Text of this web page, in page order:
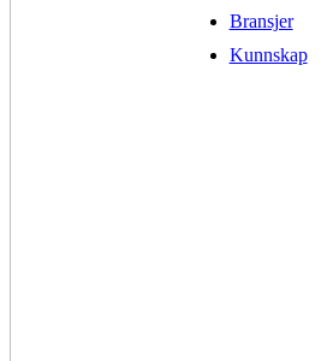
Bransjer
Kunnskap